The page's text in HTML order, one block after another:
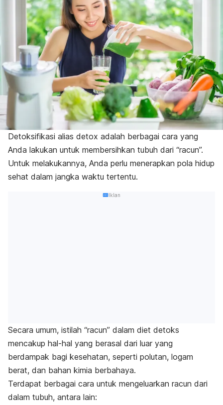
Detoksifikasi alias detox adalah berbagai cara yang
Anda lakukan untuk membersihkan tubuh dari “racun”.
Untuk melakukannya, Anda perlu menerapkan pola hidup
sehat dalam jangka waktu tertentu.
Iklan
Secara umum, istilah “racun” dalam diet detoks
mencakup hal-hal yang berasal dari luar yang
berdampak bagi kesehatan, seperti polutan, logam
berat, dan bahan kimia berbahaya.
Terdapat berbagai cara untuk mengeluarkan racun dari
dalam tubuh, antara lain: